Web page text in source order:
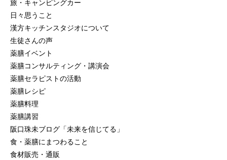
旅・キャンピングカー
日々思うこと
漢方キッチンスタジオについて
生徒さんの声
薬膳イベント
薬膳コンサルティング・講演会
薬膳セラピストの活動
薬膳レシピ
薬膳料理
薬膳講習
阪口珠未ブログ「未来を信じてる」
食・薬膳にまつわること
食材販売・通販